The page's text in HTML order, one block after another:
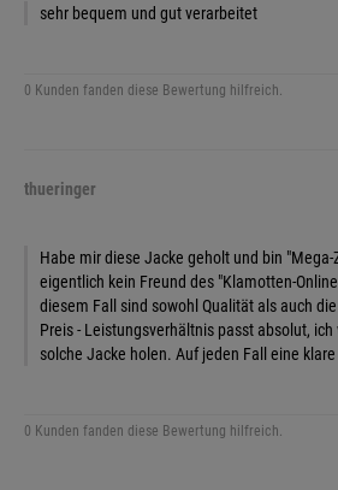
sehr bequem und gut verarbeitet
0 Kunden fanden diese Bewertung hilfreich.
thueringer
Habe mir diese Jacke geholt und bin "Mega-
eigentlich kein Freund des "Klamotten-
diesem Fall sind sowohl Qualität als auch
Preis - Leistungsverhältnis passt absolut,
solche Jacke holen. Auf jeden Fall eine
0 Kunden fanden diese Bewertung hilfreich.